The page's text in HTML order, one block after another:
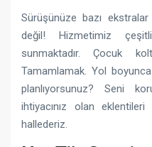
Sürüşünüze bazı
değil! Hizmetimiz
sunmaktadır. Çocuk
Tamamlamak. Yol
planlıyorsunuz? Seni
ihtiyacınız olan
hallederiz.